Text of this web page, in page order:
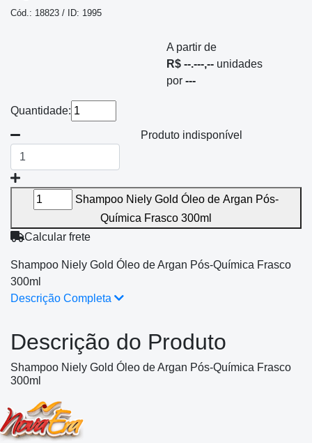
Cód.: 18823 / ID: 1995
A partir de
R$ --.---,-- unidades
por ---
Quantidade:
Produto indisponível
Shampoo Niely Gold Óleo de Argan Pós-
Química Frasco 300ml
Calcular frete
Shampoo Niely Gold Óleo de Argan Pós-Química Frasco
300ml
Descrição Completa
Descrição do Produto
Shampoo Niely Gold Óleo de Argan Pós-Química Frasco
300ml